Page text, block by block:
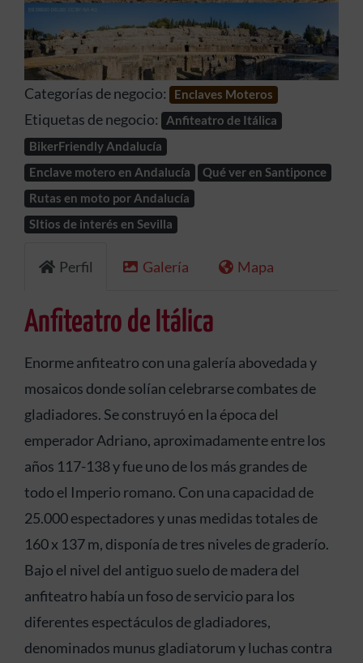
Anterior
Categorías de negocio: Enclaves Moteros
Etiquetas de negocio:
Anfiteatro de Itálica
BikerFriendly Andalucía
Enclave motero en Andalucía
Qué ver en Santiponce
Rutas en moto por Andalucía
SItios de interés en Sevilla
Perfil Galería Mapa
Anfiteatro de Itálica
Enorme anfiteatro con una galería abovedada y
mosaicos donde solían celebrarse combates de
gladiadores. Se construyó en la época del
emperador Adriano, aproximadamente entre los
años 117-138 y fue uno de los más grandes de
todo el Imperio romano. Con una capacidad de
25.000 espectadores y unas medidas totales de
160 x 137 m, disponía de tres niveles de graderío.
Bajo el nivel del antiguo suelo de madera del
anfiteatro había un foso de servicio para los
diferentes espectáculos de gladiadores,
denominados munus gladiatorum y luchas contra